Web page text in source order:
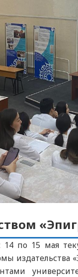
по 15 мая
издательства